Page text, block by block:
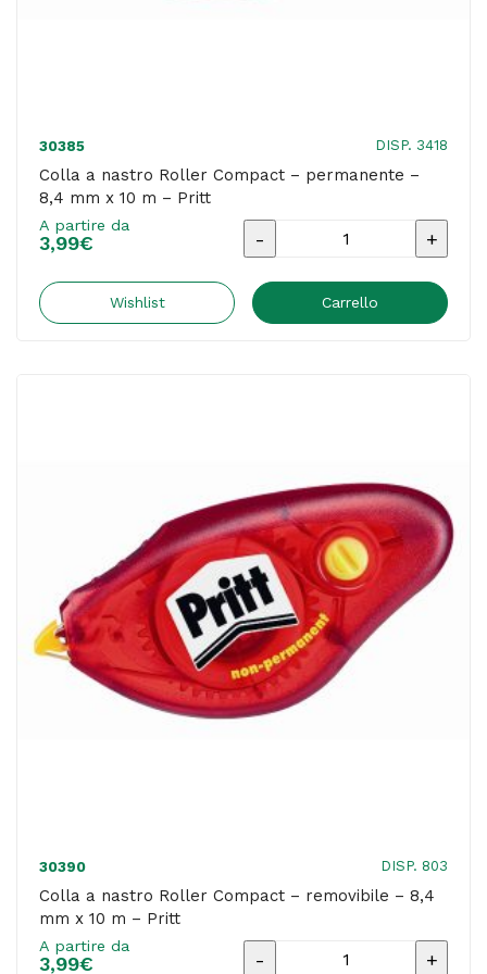
30385 DISP. 3418
Colla a nastro Roller Compact – permanente –
8,4 mm x 10 m – Pritt
A partire da
3,99€
Colla
nastro
8,4
mm
x
10
m
-
Pritt
quantità
Wishlist Carrello
30390 DISP. 803
Colla a nastro Roller Compact – removibile – 8,4
mm x 10 m – Pritt
A partire da
3,99€
Colla